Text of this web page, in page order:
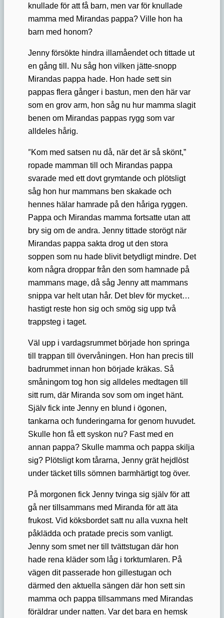
knullade för att få barn, men var för knullade
mamma med Mirandas pappa? Ville hon ha
barn med honom?
Jenny försökte hindra illamåendet och tittade ut
en gång till. Nu såg hon vilken jätte-snopp
Mirandas pappa hade. Hon hade sett sin
pappas flera gånger i bastun, men den här var
som en grov arm, hon såg nu hur mamma slagit
benen om Mirandas pappas rygg som var
alldeles hårig.
”Kom med satsen nu då, när det är så skönt,”
ropade mamman till och Mirandas pappa
svarade med ett dovt grymtande och plötsligt
såg hon hur mammans ben skakade och
hennes hälar hamrade på den håriga ryggen.
Pappa och Mirandas mamma fortsatte utan att
bry sig om de andra. Jenny tittade storögt när
Mirandas pappa sakta drog ut den stora
soppen som nu hade blivit betydligt mindre. Det
kom några droppar från den som hamnade på
mammans mage, då såg Jenny att mammans
snippa var helt utan hår. Det blev för mycket…
hastigt reste hon sig och smög sig upp två
trappsteg i taget.
Väl upp i vardagsrummet började hon springa
till trappan till övervåningen. Hon han precis till
badrummet innan hon började kräkas. Så
småningom tog hon sig alldeles medtagen till
sitt rum, där Miranda sov som om inget hänt.
Själv fick inte Jenny en blund i ögonen,
tankarna och funderingarna for genom huvudet.
Skulle hon få ett syskon nu? Fast med en
annan pappa? Skulle mamma och pappa skilja
sig? Plötsligt kom tårarna, Jenny grät hejdlöst
under täcket tills sömnen barmhärtigt tog över.
På morgonen fick Jenny tvinga sig själv för att
gå ner tillsammans med Miranda för att äta
frukost. Vid köksbordet satt nu alla vuxna helt
påklädda och pratade precis som vanligt.
Jenny som smet ner till tvättstugan där hon
hade rena kläder som låg i torktumlaren. På
vägen dit passerade hon gillestugan och
därmed den aktuella sängen där hon sett sin
mamma och pappa tillsammans med Mirandas
föräldrar under natten. Var det bara en hemsk